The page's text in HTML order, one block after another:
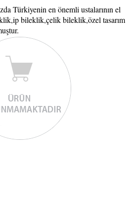
Türkiyenin en önemli ustalarının el
bileklik,çelik bileklik,özel tasarım